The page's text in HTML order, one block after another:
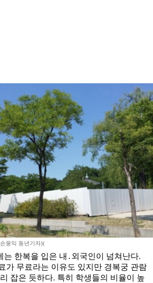
웅익 동년기자)(
는 한복을 입은 내․외국인이 넘쳐난다.
가 무료라는 이유도 있지만 경복궁 관람
잡은 듯하다. 특히 학생들의 비율이 높